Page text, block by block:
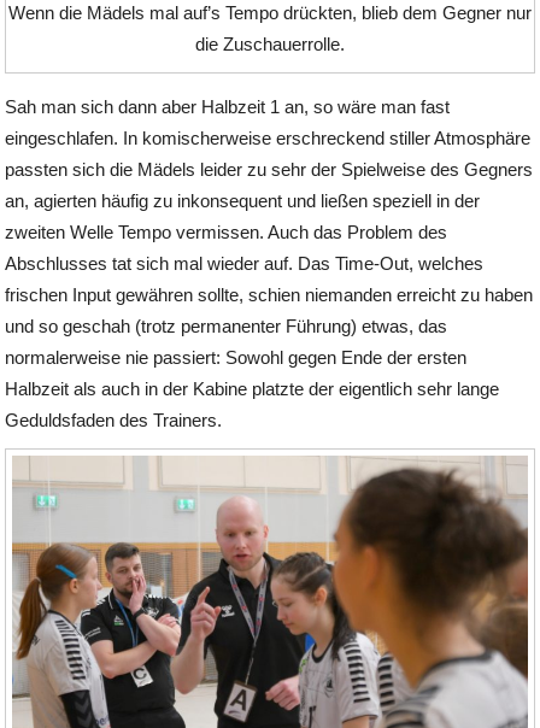
Wenn die Mädels mal auf’s Tempo drückten, blieb dem Gegner nur
die Zuschauerrolle.
Sah man sich dann aber Halbzeit 1 an, so wäre man fast
eingeschlafen. In komischerweise erschreckend stiller Atmosphäre
passten sich die Mädels leider zu sehr der Spielweise des Gegners
an, agierten häufig zu inkonsequent und ließen speziell in der
zweiten Welle Tempo vermissen. Auch das Problem des
Abschlusses tat sich mal wieder auf. Das Time-Out, welches
frischen Input gewähren sollte, schien niemanden erreicht zu haben
und so geschah (trotz permanenter Führung) etwas, das
normalerweise nie passiert: Sowohl gegen Ende der ersten
Halbzeit als auch in der Kabine platzte der eigentlich sehr lange
Geduldsfaden des Trainers.